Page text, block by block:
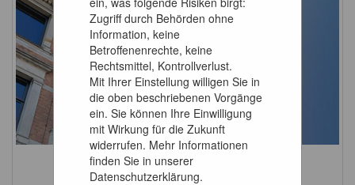
Zugriff durch Behörden ohne
Information, keine
Betroffenenrechte, keine
Rechtsmittel, Kontrollverlust.
Mit Ihrer Einstellung willigen Sie in
die oben beschriebenen Vorgänge
ein. Sie können Ihre Einwilligung
mit Wirkung für die Zukunft
widerrufen. Mehr Informationen
finden Sie in unserer
Datenschutzerklärung.